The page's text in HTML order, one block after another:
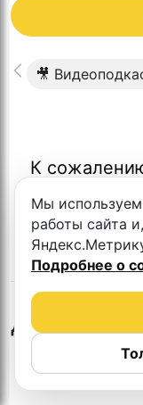
🎥
К
Другие
Мы
работы сайта
Подробнее о